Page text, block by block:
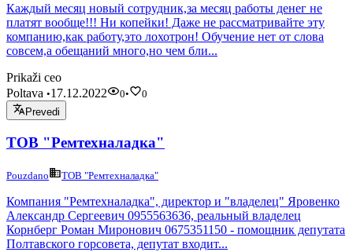
Каждый месяц новый сотрудник,за месяц работы денег не
платят вообще!!! Ни копейки! Даже не рассматривайте эту
компанию,как работу,это лохотрон! Обучение нет от слова
совсем,а обещаний много,но чем бли...
Prikaži ceo
Poltava •17.12.2022 0•
0
Prevedi
ТОВ "Ремтехналадка"
Pouzdano ТОВ "Ремтехналадка"
Компания "Ремтехналадка", директор и "владелец" Яровенко
Александр Сергеевич 0955563636, реальный владелец
Корнберг Роман Миронович 0675351150 - помощник депутата
Полтавского горсовета, депутат входит...